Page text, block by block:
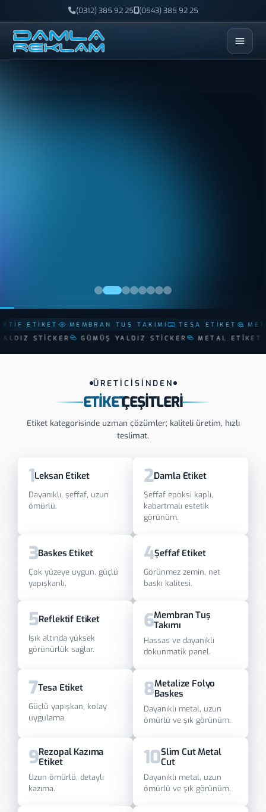
(0312) 385 92 25 (0543) 385 92 25
ESC
MEMBRAN TUŞ TAKIMI TESA ETIKET
METALIZE FOLYO
METAL CUT
ALTIN YALDIZ STICKER GÜMÜŞ YALDIZ
ÜRETİCİSİNDEN
ETIKETÇEŞITLERI
Etiket kategorisinde uzman çözümler; kaliteli üretim, hızlı
teslimat.
1Leksan Etiket
Dayanıklı, şeffaf, uzun
ömürlü.
2Damla Etiket
Şeffaf epoksi kaplı,
kabartmalı estetik
görünüm.
3Baskes Etiket
Çok yüzeye uygun, güçlü
yapışkanlı.
4Şeffaf Etiket
Görünmez zemin, net
baskı kalitesi.
5Reflektif Etiket
Işık altında yüksek
görünürlük sağlar.
6Membran Tuş
Takımı
Hassas ve dayanıklı
dokunmatik panel.
7Tesa Etiket
Güçlü yapışkan, kolay
uygulama.
8Metalize Folyo
Baskes
Dayanıklı metal, uzun
ömürlü ve şık görünüm.
9Rezopal Kazıma
Etiket
Uzun ömürlü, detaylı
kazıma.
10Slim Cut Metal
Cut
Dayanıklı metal, uzun
ömürlü ve şık görünüm.